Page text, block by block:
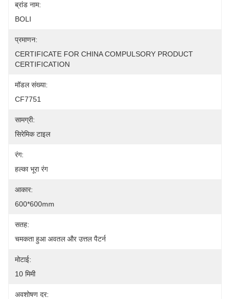
ब्रांड नाम:
BOLI
प्रमाणन:
CERTIFICATE FOR CHINA COMPULSORY PRODUCT
CERTIFICATION
मॉडल संख्या:
CF7751
सामग्री:
सिरेमिक टाइल
रंग:
हल्का भूरा रंग
आकार:
600*600mm
सतह:
चमकता हुआ अवतल और उत्तल पैटर्न
मोटाई:
10 मिमी
अवशोषण दर: